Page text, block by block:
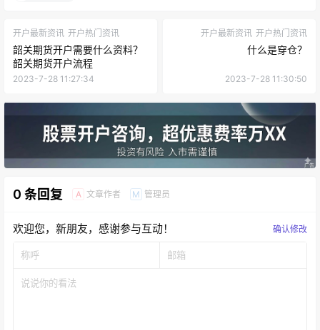
开户最新资讯 开户热门资讯
韶关期货开户需要什么资料？
韶关期货开户流程
2023-7-28 11:27:34
开户最新资讯 开户热门资讯
什么是穿仓？
2023-7-28 11:30:50
0 条回复 A 文章作者 M 管理员
欢迎您，新朋友，感谢参与互动！ 确认修改